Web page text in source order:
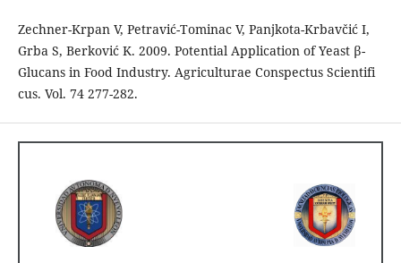
Zechner-Krpan V, Petravić-Tominac V, Panjkota-Krbavčić I,
Grba S, Berković K. 2009. Potential Application of Yeast β-
Glucans in Food Industry. Agriculturae Conspectus Scientifi
cus. Vol. 74 277-282.